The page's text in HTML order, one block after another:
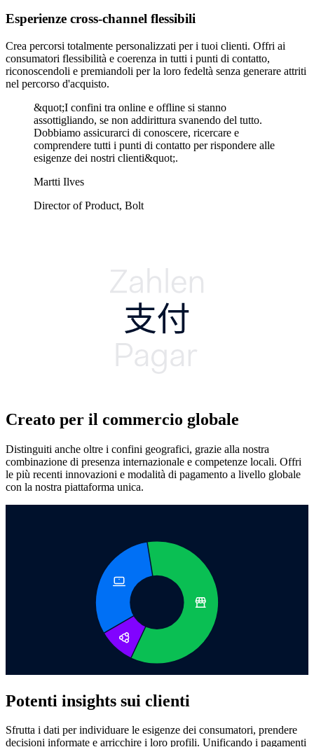
Esperienze cross-channel flessibili
Crea percorsi totalmente personalizzati per i tuoi clienti. Offri ai
consumatori flessibilità e coerenza in tutti i punti di contatto,
riconoscendoli e premiandoli per la loro fedeltà senza generare attriti
nel percorso d'acquisto.
&quot;I confini tra online e offline si stanno
assottigliando, se non addirittura svanendo del tutto.
Dobbiamo assicurarci di conoscere, ricercare e
comprendere tutti i punti di contatto per rispondere alle
esigenze dei nostri clienti&quot;.
Martti Ilves
Director of Product, Bolt
Creato per il commercio globale
Distinguiti anche oltre i confini geografici, grazie alla nostra
combinazione di presenza internazionale e competenze locali. Offri
le più recenti innovazioni e modalità di pagamento a livello globale
con la nostra piattaforma unica.
Potenti insights sui clienti
Sfrutta i dati per individuare le esigenze dei consumatori, prendere
decisioni informate e arricchire i loro profili. Unificando i pagamenti